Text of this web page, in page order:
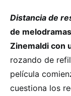
Distancia de
de
Zinemaldi con
rozando de
película
cuestiona los